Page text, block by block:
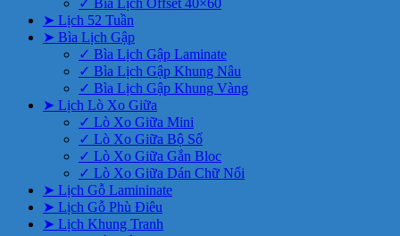
✓ Bìa Lịch Offset 40×60
➤ Lịch 52 Tuần
➤ Bìa Lịch Gập
✓ Bìa Lịch Gập Laminate
✓ Bìa Lịch Gập Khung Nâu
✓ Bìa Lịch Gập Khung Vàng
➤ Lịch Lò Xo Giữa
✓ Lò Xo Giữa Mini
✓ Lò Xo Giữa Bộ Số
✓ Lò Xo Giữa Gắn Bloc
✓ Lò Xo Giữa Dán Chữ Nổi
➤ Lịch Gỗ Lamininate
➤ Lịch Gỗ Phù Điêu
➤ Lịch Khung Tranh